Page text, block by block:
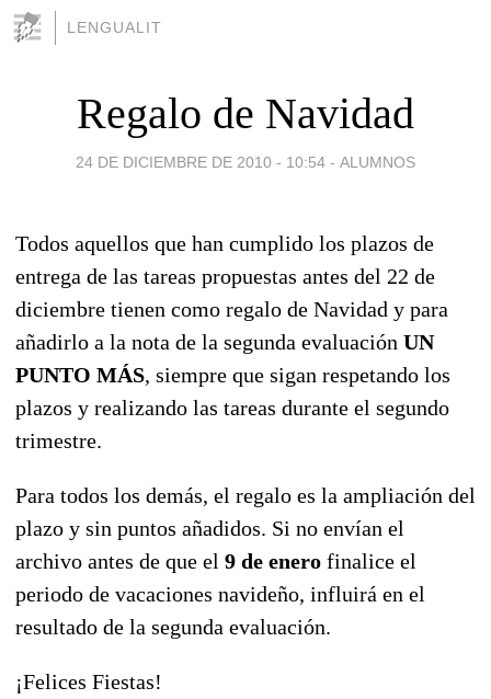
LENGUALIT
Regalo de Navidad
24 DE DICIEMBRE DE 2010 - 10:54 - ALUMNOS
Todos aquellos que han cumplido los plazos de
entrega de las tareas propuestas antes del 22 de
diciembre tienen como regalo de Navidad y para
añadirlo a la nota de la segunda evaluación UN
PUNTO MÁS, siempre que sigan respetando los
plazos y realizando las tareas durante el segundo
trimestre.
Para todos los demás, el regalo es la ampliación del
plazo y sin puntos añadidos. Si no envían el
archivo antes de que el 9 de enero finalice el
periodo de vacaciones navideño, influirá en el
resultado de la segunda evaluación.
¡Felices Fiestas!